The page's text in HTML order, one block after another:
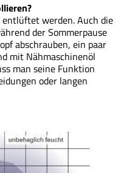
entlüftet werden. Auch die
der Sommerpause
abschrauben, ein paar
mit Nähmaschinenöl
man seine Funktion
oder langen